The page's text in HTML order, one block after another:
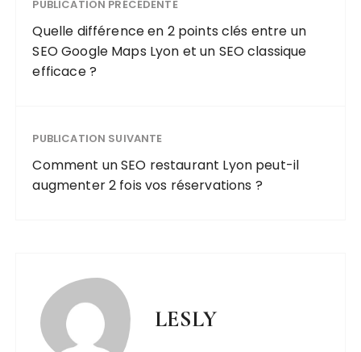
PUBLICATION PRÉCÉDENTE
Quelle différence en 2 points clés entre un
SEO Google Maps Lyon et un SEO classique
efficace ?
PUBLICATION SUIVANTE
Comment un SEO restaurant Lyon peut-il
augmenter 2 fois vos réservations ?
LESLY